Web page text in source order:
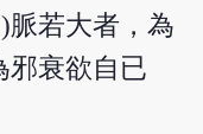
脈若大者，為
邪衰欲自已